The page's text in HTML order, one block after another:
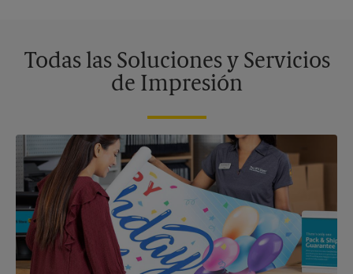
Todas las Soluciones y Servicios
de Impresión